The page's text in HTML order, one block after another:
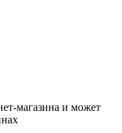
магазина и может